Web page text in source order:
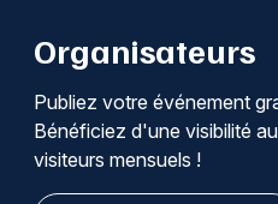
Organisateurs
Publiez votre événement
Bénéficiez d'une visibilité
visiteurs mensuels !